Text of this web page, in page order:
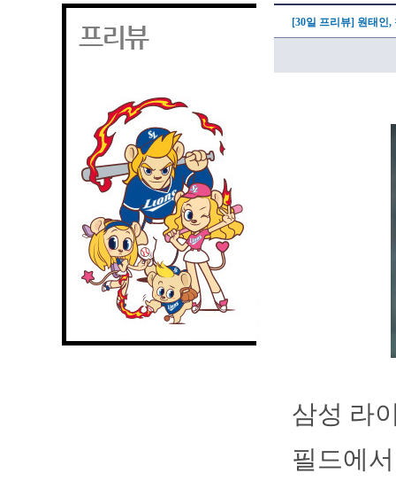
프리뷰 [30일 프리뷰] 원태인,
삼성 라
필드에